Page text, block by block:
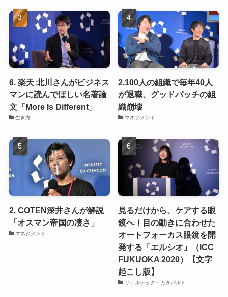
6. 楽天 北川さんがビジネス
マンに読んでほしい名著論
文「More Is Different」
生き方
2.100人の組織で毎年40人
が退職、グッドパッチの組
織崩壊
マネジメント
2. COTEN深井さんが解説
「オスマン帝国の凄さ」
マネジメント
見るだけから、ケアする眼
鏡へ！目の動きに合わせた
オートフォーカス眼鏡を開
発する「エルシオ」（ICC
FUKUOKA 2020）【文字
起こし版】
リアルテック・カタパルト